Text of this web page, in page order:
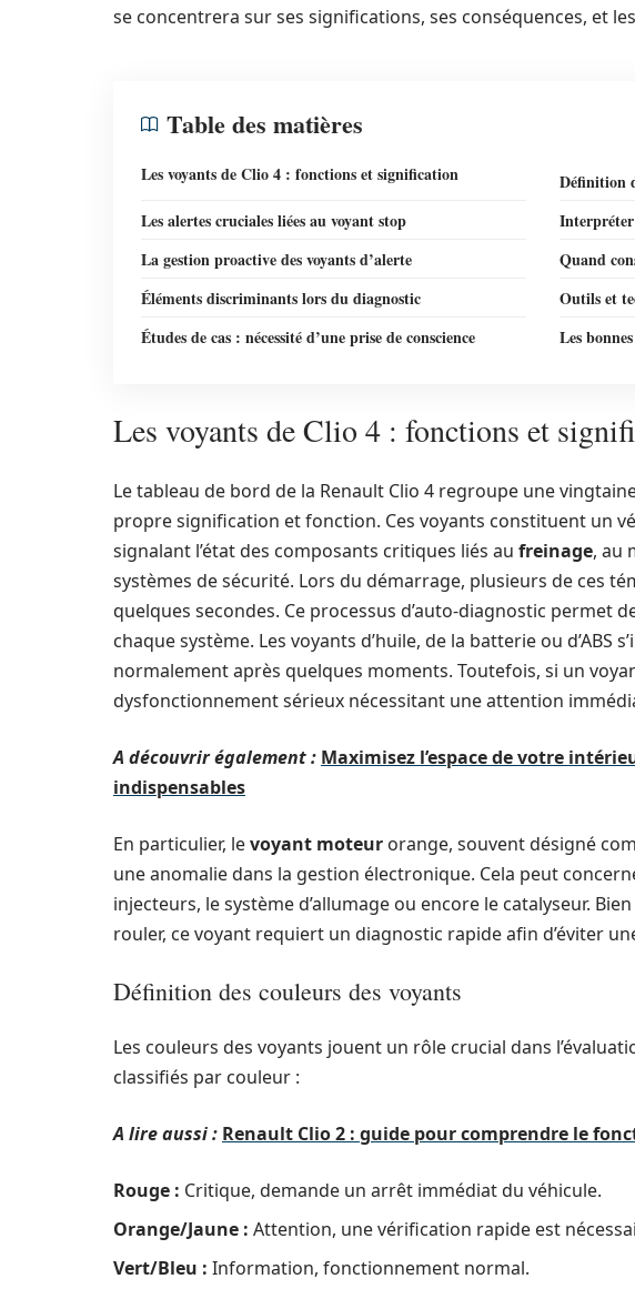
se concentrera sur ses significations, ses conséquences, et
Table des matières
Les voyants de Clio 4 : fonctions et signification
Définition
Les alertes cruciales liées au voyant stop
La gestion proactive des voyants d’alerte
Quand
Éléments discriminants lors du diagnostic
Outils et
Études de cas : nécessité d’une prise de conscience
Les
Les voyants de Clio 4 : fonctions et
Le tableau de bord de la Renault Clio 4 regroupe une
propre signification et fonction. Ces voyants constituent un
signalant l’état des composants critiques liés au freinage, au
systèmes de sécurité. Lors du démarrage, plusieurs de ces
quelques secondes. Ce processus d’auto-diagnostic permet
chaque système. Les voyants d’huile, de la batterie ou d’ABS
normalement après quelques moments. Toutefois, si un
dysfonctionnement sérieux nécessitant une attention
A découvrir également : Maximisez l’espace de votre
indispensables
En particulier, levoyant moteur orange, souvent désigné
une anomalie dans la gestion électronique. Cela peut
injecteurs, le système d’allumage ou encore le catalyseur.
rouler, ce voyant requiert un diagnostic rapide afin d’éviter
Définition des couleurs des voyants
Les couleurs des voyants jouent un rôle crucial dans
classifiés par couleur :
A lire aussi : Renault Clio 2 : guide pour comprendre le
Rouge : Critique, demande un arrêt immédiat du véhicule.
Orange/Jaune : Attention, une vérification rapide est
Vert/Bleu : Information, fonctionnement normal.